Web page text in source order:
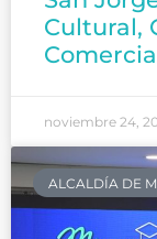
Cultural,
noviembre 24,
ALCALDÍA DE